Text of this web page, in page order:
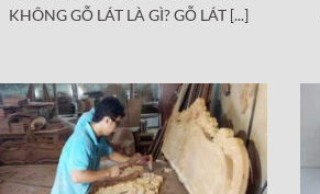
KHÔNG GỖ LÁT LÀ GÌ? GỖ LÁT [...]